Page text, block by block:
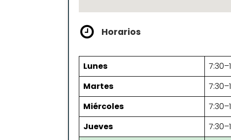
Horarios
Lunes
Martes
Miércoles
Jueves